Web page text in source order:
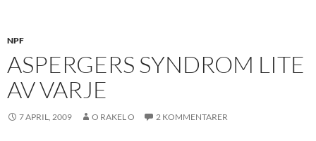
NPF
ASPERGERS SYNDROM LITE
AV VARJE
7 APRIL, 2009 O RAKEL O 2 KOMMENTARER